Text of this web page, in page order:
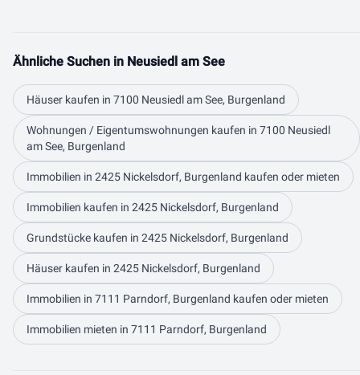
Ähnliche Suchen in Neusiedl am See
Häuser kaufen in 7100 Neusiedl am See, Burgenland
Wohnungen / Eigentumswohnungen kaufen in 7100 Neusiedl
am See, Burgenland
Immobilien in 2425 Nickelsdorf, Burgenland kaufen oder mieten
Immobilien kaufen in 2425 Nickelsdorf, Burgenland
Grundstücke kaufen in 2425 Nickelsdorf, Burgenland
Häuser kaufen in 2425 Nickelsdorf, Burgenland
Immobilien in 7111 Parndorf, Burgenland kaufen oder mieten
Immobilien mieten in 7111 Parndorf, Burgenland